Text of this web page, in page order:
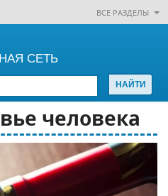
ВСЕ РАЗДЕЛЫ
СЕТЬ
человека